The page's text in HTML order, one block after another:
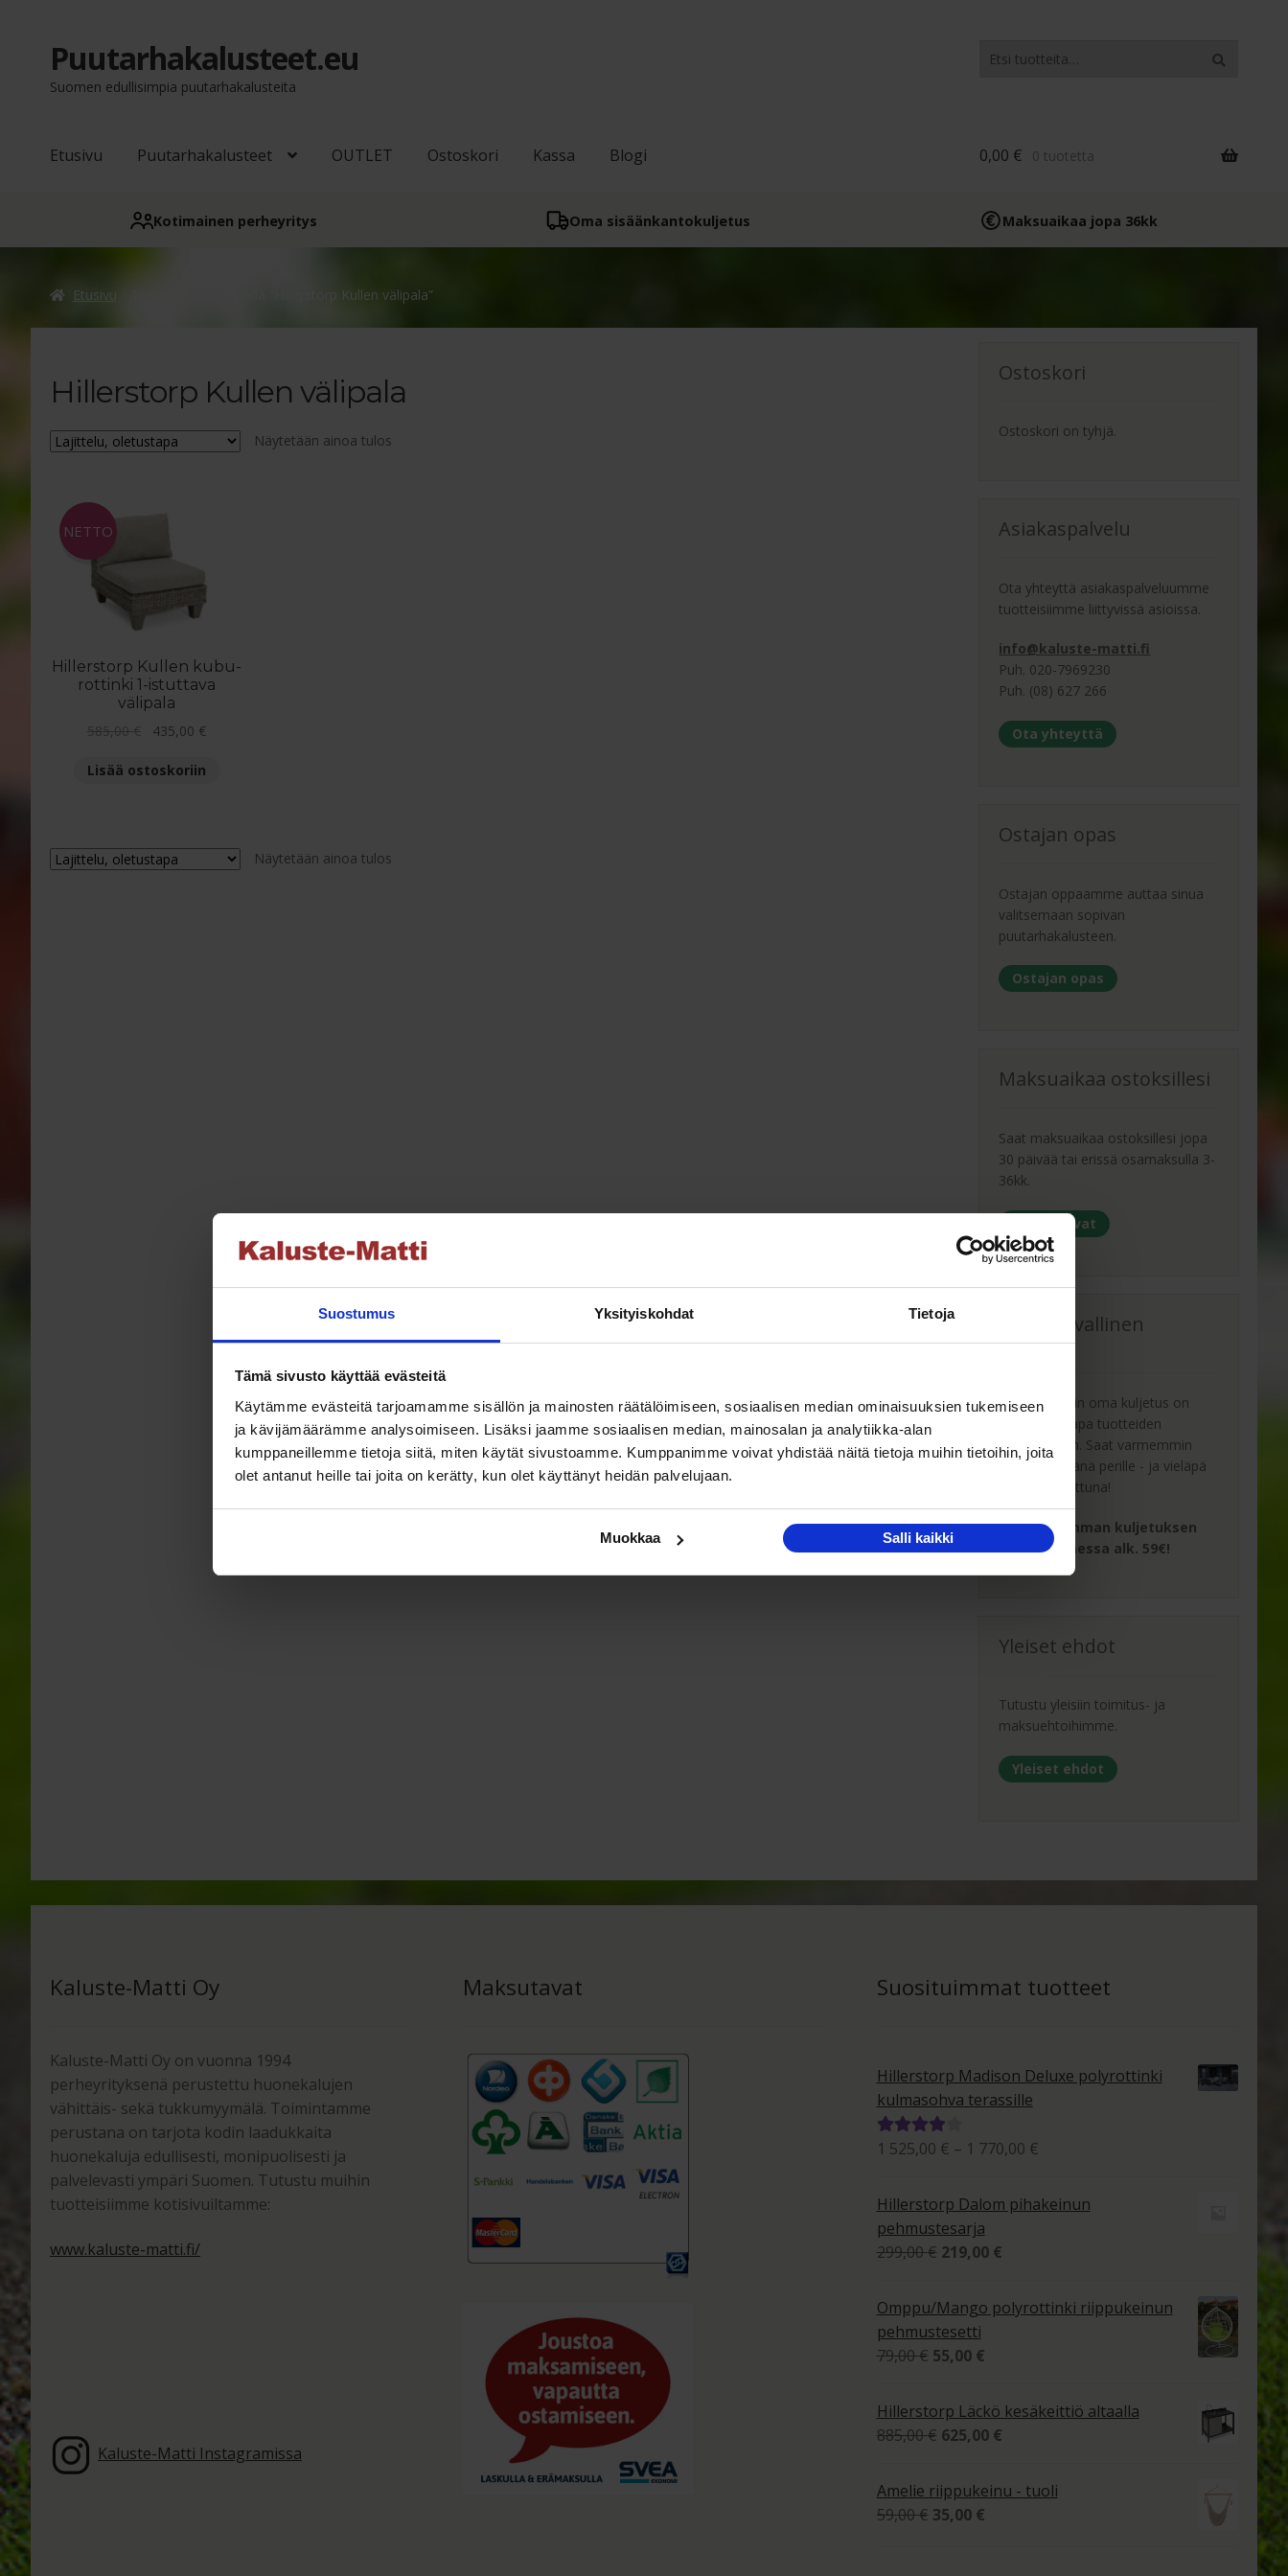
Suostumus Yksityiskohdat Tietoja
Tämä sivusto käyttää evästeitä
Käytämme evästeitä tarjoamamme sisällön ja mainosten räätälöimiseen, sosiaalisen median ominaisuuksien tukemiseen
ja kävijämäärämme analysoimiseen. Lisäksi jaamme sosiaalisen median, mainosalan ja analytiikka-alan
kumppaneillemme tietoja siitä, miten käytät sivustoamme. Kumppanimme voivat yhdistää näitä tietoja muihin tietoihin, joita
olet antanut heille tai joita on kerätty, kun olet käyttänyt heidän palvelujaan.
Muokkaa Salli kaikki
Siirry
navigointiin
Siirry
sisältöön
Puutarhakalusteet.eu
Suomen edullisimpia puutarhakalusteita
Haku
Etusivu Puutarhakalusteet OUTLET Ostoskori Kassa Blogi 0,00 € 0 tuotetta
Kotimainen perheyritys Oma sisään­kantokuljetus Maksuaikaa jopa 36kk
Etusivu Tuotteet avainsanalla “Hillerstorp Kullen välipala”
Hillerstorp Kullen välipala
Näytetään ainoa tulos
Hillerstorp Kullen kubu-
rottinki 1-istuttava
välipala
NETTO
585,00€
Alkuperäinen
oli:
435,00 €
Lisää ostoskoriin
Näytetään ainoa tulos
Ostoskori
Ostoskori on tyhjä.
Asiakaspalvelu
Ota yhteyttä asiakaspalveluumme
tuotteisiimme liittyvissä asioissa.
info@kaluste-matti.fi
Puh. 020-7969230
Puh. (08) 627 266
Ota yhteyttä
Ostajan opas
Ostajan oppaamme auttaa sinua
valitsemaan sopivan
puutarhakalusteen.
Ostajan opas
Maksuaikaa ostoksillesi
Saat maksuaikaa ostoksillesi jopa
30 päivää tai erissä osamaksulla 3-
36kk.
Maksutavat
Oma turvallinen
kuljetus
Kaluste-Matin oma kuljetus on
turvallinen tapa tuotteiden
toimitukseen. Saat varmemmin
tuotteet ehjänä perille - ja vieläpä
sisäänkannettuna!
Turvallisemman kuljetuksen
hinta Suomessa alk. 59€!
Yleiset ehdot
Tutustu yleisiin toimitus- ja
maksuehtoihimme.
Yleiset ehdot
Kaluste-Matti Oy
Kaluste-Matti Oy on vuonna 1994
perheyrityksenä perustettu huonekalujen
vähittäis- sekä tukkumyymälä. Toimintamme
perustana on tarjota kodin laadukkaita
huonekaluja edullisesti, monipuolisesti ja
palvelevasti ympäri Suomen. Tutustu muihin
tuotteisiimme kotisivuiltamme:
www.kaluste-matti.fi/
Kaluste-Matti Instagramissa
Maksutavat Suosituimmat tuotteet
Hillerstorp Madison Deluxe polyrottinki
kulmasohva terassille
Arvostelu
1 525,00 € – 1 770,00 €
525,00 €
Hillerstorp Dalom pihakeinun
pehmustesarja
299,00€ Alkuperäinen
oli:
299,00 €.
219,00 €Nykyinen
on:
219,00 €.
Omppu/Mango polyrottinki riippukeinun
pehmustesetti
79,00€ Alkuperäinen
79,00 €.
55,00 €Nykyinen
on:
55,00 €.
Hillerstorp Läckö kesäkeittiö altaalla
885,00€ Alkuperäinen
oli:
885,00 €.
625,00 €Nykyinen
Amelie riippukeinu - tuoli
59,00€ Alkuperäinen
35,00 €Nykyinen